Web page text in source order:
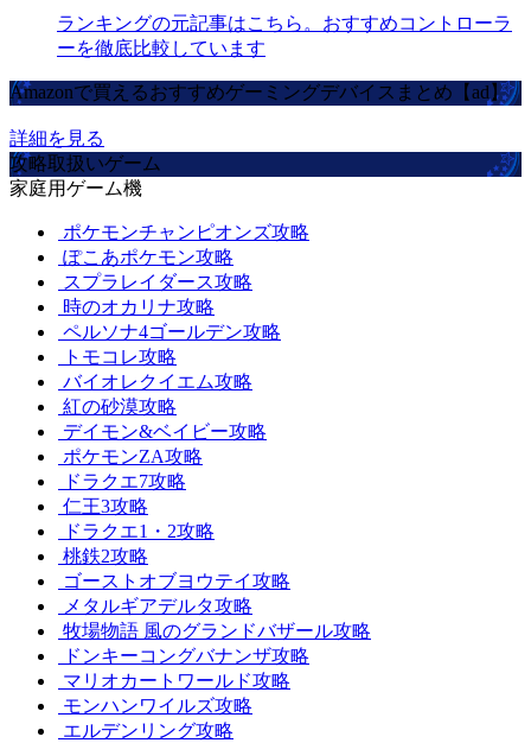
ランキングの元記事はこちら。おすすめコントローラ
ーを徹底比較しています
Amazonで買えるおすすめゲーミングデバイスまとめ【ad】
詳細を見る
攻略取扱いゲーム
家庭用ゲーム機
ポケモンチャンピオンズ攻略
ぽこあポケモン攻略
スプラレイダース攻略
時のオカリナ攻略
ペルソナ4ゴールデン攻略
トモコレ攻略
バイオレクイエム攻略
紅の砂漠攻略
デイモン&ベイビー攻略
ポケモンZA攻略
ドラクエ7攻略
仁王3攻略
ドラクエ1・2攻略
桃鉄2攻略
ゴーストオブヨウテイ攻略
メタルギアデルタ攻略
牧場物語 風のグランドバザール攻略
ドンキーコングバナンザ攻略
マリオカートワールド攻略
モンハンワイルズ攻略
エルデンリング攻略